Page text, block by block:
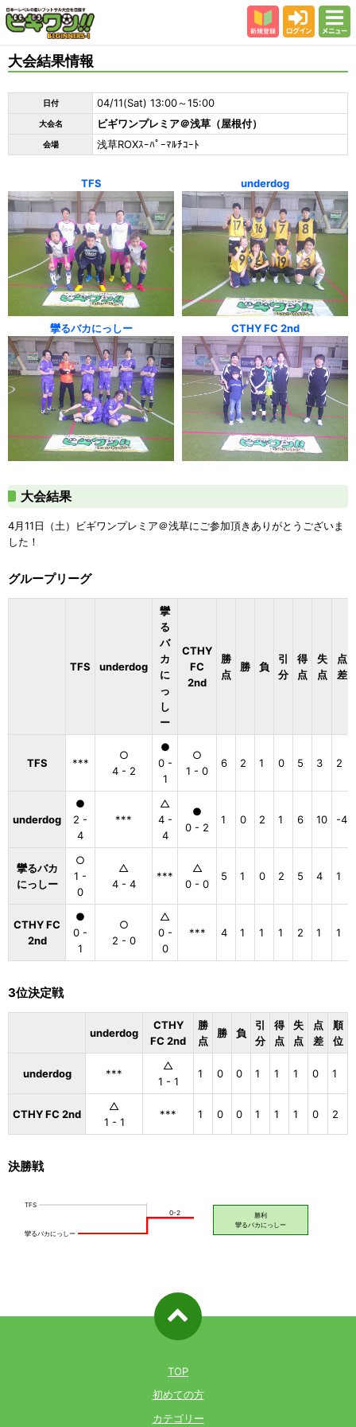
会場
大会結果
よくある質問
参加者の声
大会結果情報
日付 04/11(Sat) 13:00～15:00
大会名 ビギワンプレミア＠浅草（屋根付）
会場 浅草ROXｽｰﾊﾟｰﾏﾙﾁｺｰﾄ
TFS underdog
攣るバカにっしー CTHY FC 2nd
大会結果
4月11日（土）ビギワンプレミア＠浅草にご参加頂きありがとうございま
した！
グループリーグ
TFS underdog
攣
る
バ
カ
に
っ
し
ー
CTHY
FC
2nd
勝
点
勝 負
引
分
得
点
失
点
点
差
TFS ***
○
4 - 2
●
0 -
1
○
1 - 0
6 2 1 0 5 3 2
underdog
●
2 -
4
***
△
4 -
4
●
0 - 2
1 0 2 1 6 10 -4
攣るバカ
にっしー
○
1 -
0
△
4 - 4
***
△
0 - 0
5 1 0 2 5 4 1
CTHY FC
2nd
●
0 -
1
○
2 - 0
△
0 -
0
*** 4 1 1 1 2 1 1
3位決定戦
underdog
CTHY
FC 2nd
勝
点
勝 負
引
分
得
点
失
点
点
差
順
位
underdog ***
△
1 - 1
1 0 0 1 1 1 0 1
CTHY FC 2nd
△
1 - 1
*** 1 0 0 1 1 1 0 2
決勝戦
TOP
初めての方
カテゴリー